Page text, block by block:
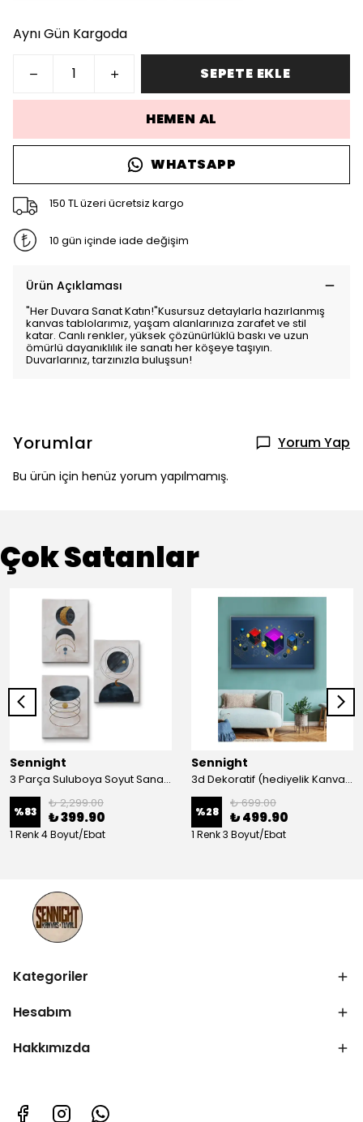
Aynı Gün Kargoda
SEPETE EKLE
HEMEN AL
WHATSAPP
150 TL üzeri ücretsiz kargo
10 gün içinde iade değişim
Ürün Açıklaması
"Her Duvara Sanat Katın!"Kusursuz detaylarla hazırlanmış
kanvas tablolarımız, yaşam alanlarınıza zarafet ve stil
katar. Canlı renkler, yüksek çözünürlüklü baskı ve uzun
ömürlü dayanıklılık ile sanatı her köşeye taşıyın.
Duvarlarınız, tarzınızla buluşsun!
Yorumlar Yorum Yap
Bu ürün için henüz yorum yapılmamış.
Çok Satanlar
Sennight
3 Parça Suluboya Soyut Sanat Koleksiyonu Dekoratif Kanvas Tablo
%83
₺ 2,299.00
₺ 399.90
1 Renk 4 Boyut/Ebat
Sennight
3d Dekoratif (hediyelik Kanvas Tablo)
%28
₺ 699.00
₺ 499.90
1 Renk 3 Boyut/Ebat
Kategoriler
Hesabım
Hakkımızda